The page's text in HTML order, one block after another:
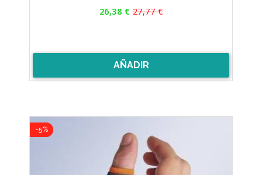
26,38 €Precio
27,77 €
AÑADIR
-5%